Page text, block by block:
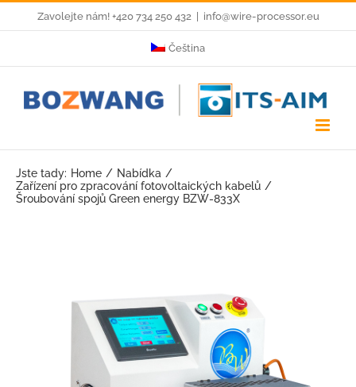
content
Zavolejte nám! +420 734 250 432 info@wire-processor.eu
Čeština
Jste tady: Home
Nabídka
Zařízení pro zpracování fotovoltaických kabelů
Šroubování spojů Green energy BZW-833X